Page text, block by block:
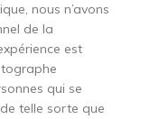
nous n’avons
de la
est
qui se
telle sorte que